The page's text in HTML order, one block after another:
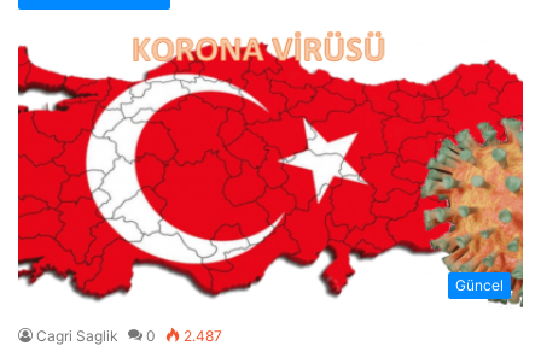
Güncel
Cagri Saglik 0 2.487